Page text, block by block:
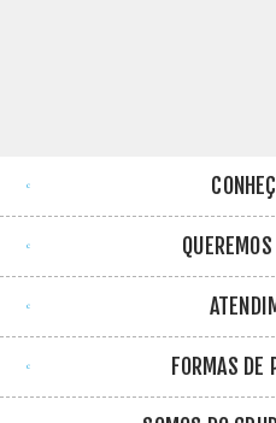
FORMAS DE